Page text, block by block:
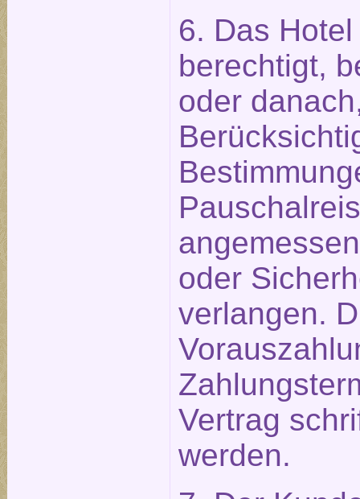
6. Das
berechtigt,
oder
oder
verlangen.
Vertrag
werden.